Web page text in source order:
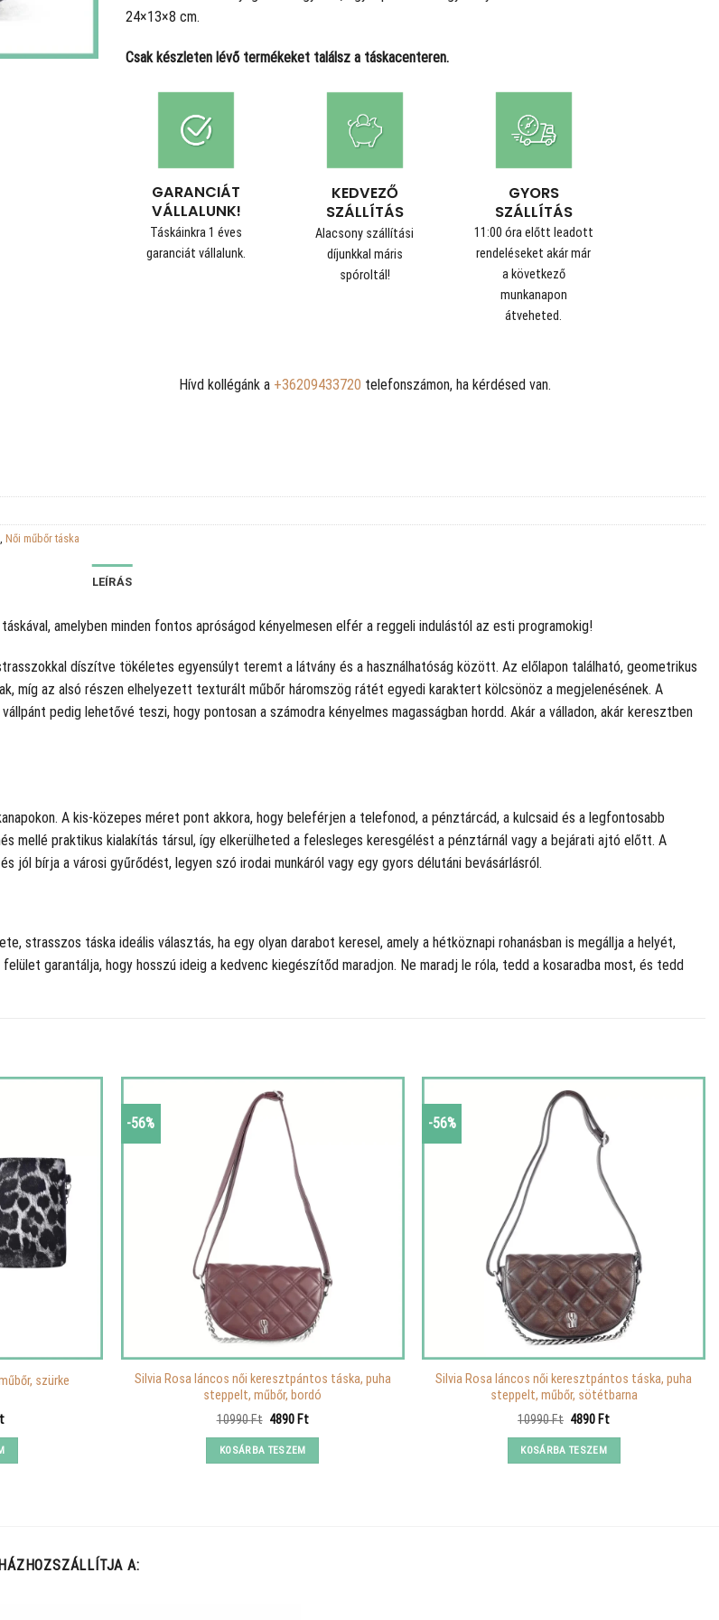
24×13×8 cm.
Csak készleten lévő termékeket találsz a táskacenteren.
GARANCIÁT
VÁLLALUNK!
Táskáinkra 1 éves
garanciát vállalunk.
KEDVEZŐ
SZÁLLÍTÁS
Alacsony szállítási
díjunkkal máris
spóroltál!
GYORS
SZÁLLÍTÁS
11:00 óra előtt leadott
rendeléseket akár már
a következő
munkanapon
átveheted.
Hívd kollégánk a +36209433720 telefonszámon, ha kérdésed van.
Női műbőr táska
LEÍRÁS
amelyben minden fontos apróságod kényelmesen elfér a reggeli indulástól az esti programokig!
díszítve tökéletes egyensúlyt teremt a látvány és a használhatóság között. Az előlapon található, geometrikus
míg az alsó részen elhelyezett texturált műbőr háromszög rátét egyedi karaktert kölcsönöz a megjelenésének. A
pedig lehetővé teszi, hogy pontosan a számodra kényelmes magasságban hordd. Akár a válladon, akár keresztben
A kis-közepes méret pont akkora, hogy beleférjen a telefonod, a pénztárcád, a kulcsaid és a legfontosabb
mellé praktikus kialakítás társul, így elkerülheted a felesleges keresgélést a pénztárnál vagy a bejárati ajtó előtt. A
jól bírja a városi gyűrődést, legyen szó irodai munkáról vagy egy gyors délutáni bevásárlásról.
strasszos táska ideális választás, ha egy olyan darabot keresel, amely a hétköznapi rohanásban is megállja a helyét,
garantálja, hogy hosszú ideig a kedvenc kiegészítőd maradjon. Ne maradj le róla, tedd a kosaradba most, és tedd
szürke
Current
is:
3590 Ft.
-56%
Silvia Rosa láncos női keresztpántos táska, puha
steppelt, műbőr, bordó
10990Ft Original
was:
10990 Ft.
4890 FtCurrent
KOSÁRBA TESZEM
-56%
Silvia Rosa láncos női keresztpántos táska, puha
steppelt, műbőr, sötétbarna
10990Ft Original
was:
10990 Ft.
4890 FtCurrent
KOSÁRBA TESZEM
A: